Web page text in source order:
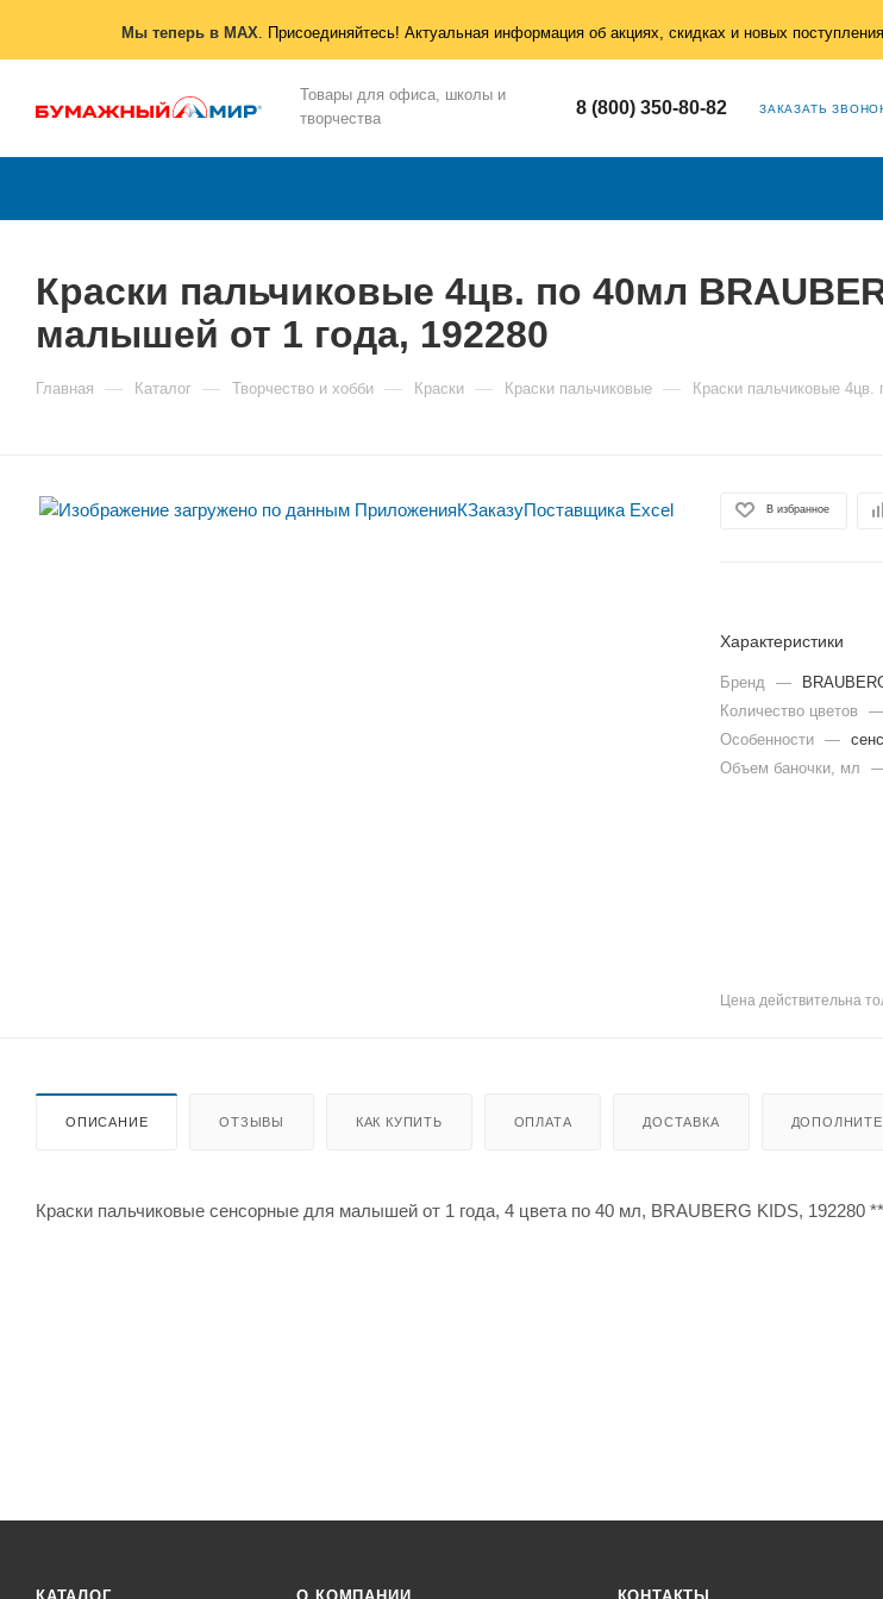
Мы теперь в MAX. Присоединяйтесь! Актуальная информация об акциях, скидках и новых
Товары для офиса, школы и
творчества
8 (800) 350-80-82 ЗАКАЗАТЬ
Краски пальчиковые 4цв. по 40мл
малышей от 1 года, 192280
Главная — Каталог — Творчество и хобби — Краски — Краски пальчиковые — Краски пальчиковые
В избранное
Характеристики
Бренд —
Количество цветов
—
Особенности
—
Объем баночки, мл
Цена действительна
ОПИСАНИЕ ОТЗЫВЫ КАК КУПИТЬ ОПЛАТА ДОСТАВКА
Краски пальчиковые сенсорные для малышей от 1 года, 4 цвета по 40 мл, BRAUBERG KIDS, 192280 **